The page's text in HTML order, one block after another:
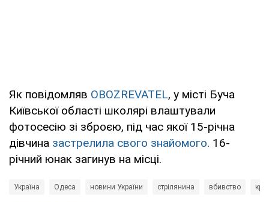
Як повідомляв OBOZREVATEL, у місті Буча
Київської області школярі влаштували
фотосесію зі зброєю, під час якої 15-річна
дівчина застрелила свого знайомого. 16-
річний юнак загинув на місці.
Україна Одеса новини України стрілянина вбивство